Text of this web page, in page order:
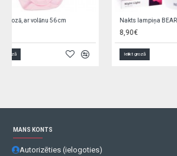
Cimdi 1P SKI BOY REN-0291 (14)
MANS KONTS
Autorizēties (ielogoties)